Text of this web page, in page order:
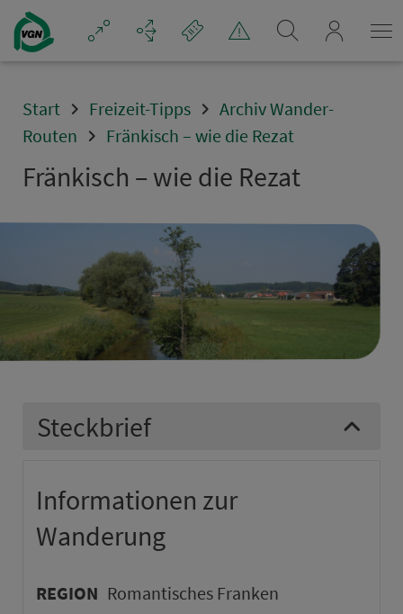
Navigation überspringen
Start Freizeit-Tipps
Archiv Wander-
Routen
Fränkisch – wie die Rezat
Frän­kisch – wie die Rezat
Steckbrief
Informationen zur
Wanderung
REGION Romantisches Franken